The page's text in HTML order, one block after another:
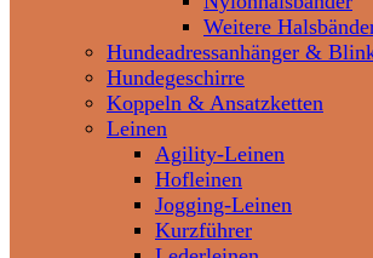
Weitere
Hundeadressanhänger &
Hundegeschirre
Koppeln & Ansatzketten
Leinen
Agility-Leinen
Hofleinen
Jogging-Leinen
Kurzführer